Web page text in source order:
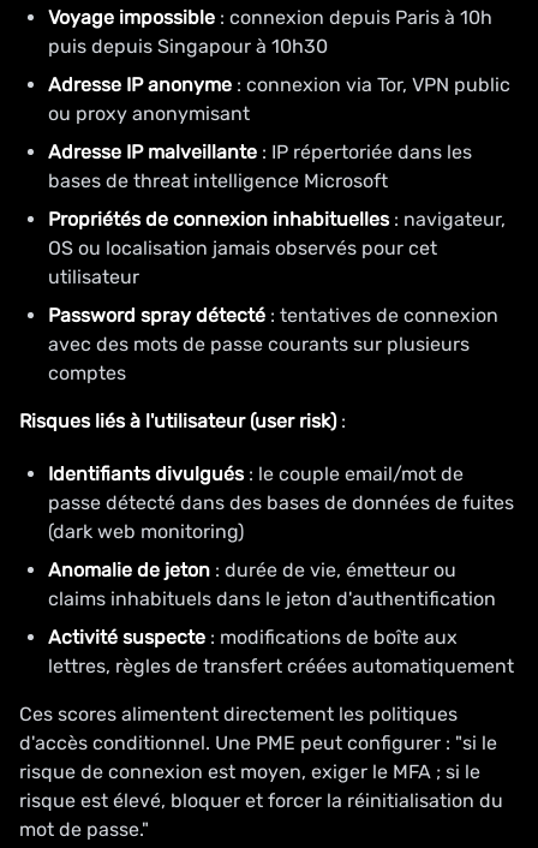
Voyage impossible : connexion depuis Paris à 10h
puis depuis Singapour à 10h30
Adresse IP anonyme : connexion via Tor, VPN public
ou proxy anonymisant
Adresse IP malveillante : IP répertoriée dans les
bases de threat intelligence Microsoft
Propriétés de connexion inhabituelles: navigateur,
OS ou localisation jamais observés pour cet
utilisateur
Password spray détecté : tentatives de connexion
avec des mots de passe courants sur plusieurs
comptes
Risques liés à l'utilisateur (user risk):
Identifiants divulgués: le couple email/mot de
passe détecté dans des bases de données de fuites
(dark web monitoring)
Anomalie de jeton : durée de vie, émetteur ou
claims inhabituels dans le jeton d'authentification
Activité suspecte : modifications de boîte aux
lettres, règles de transfert créées automatiquement
Ces scores alimentent directement les politiques
d'accès conditionnel. Une PME peut configurer : "si le
risque de connexion est moyen, exiger le MFA ; si le
risque est élevé, bloquer et forcer la réinitialisation du
mot de passe."